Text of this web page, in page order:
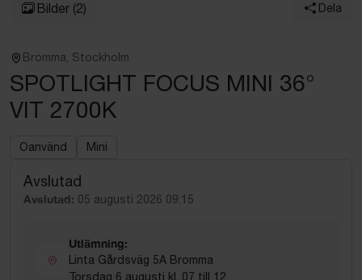
Bilder (2) Dela
Bromma, Stockholm
SPOTLIGHT FOCUS MINI 36°
VIT 2700K
Oanvänd Mini
Avslutad
Avslutad: 05 augusti 2026 09:15
Utlämning:
Linta Gårdsväg 5A Bromma
Torsdag 6 augusti kl. 07 till 12